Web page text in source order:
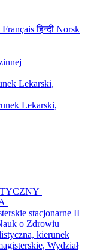
Françaisहिन्दी Norsk
Lekarski,
Lekarski,
stacjonarne II
o Zdrowiu
kierunek
Wydział